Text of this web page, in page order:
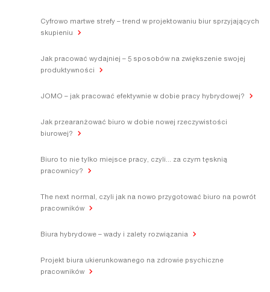
Cyfrowo martwe strefy – trend w projektowaniu biur sprzyjających
skupieniu
Jak pracować wydajniej – 5 sposobów na zwiększenie swojej
produktywności
JOMO – jak pracować efektywnie w dobie pracy hybrydowej?
Jak przearanżować biuro w dobie nowej rzeczywistości
biurowej?
Biuro to nie tylko miejsce pracy, czyli... za czym tęsknią
pracownicy?
The next normal, czyli jak na nowo przygotować biuro na powrót
pracowników
Biura hybrydowe – wady i zalety rozwiązania
Projekt biura ukierunkowanego na zdrowie psychiczne
pracowników